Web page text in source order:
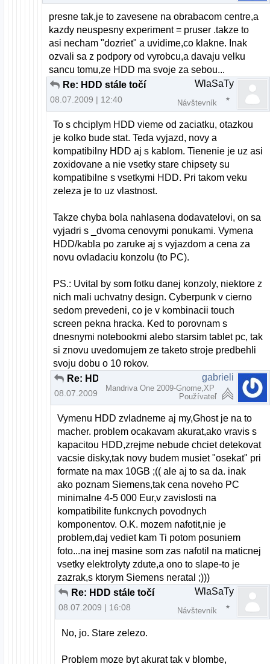
presne tak,je to zavesene na obrabacom centre,a
kazdy neuspesny experiment = pruser .takze to
asi necham "dozriet" a uvidime,co klakne. Inak
ozvali sa z podpory od vyrobcu,a davaju velku
sancu tomu,ze HDD ma svoje za sebou...
Re: HDD stále točí
08.07.2009 | 12:40
WlaSaTy
Návštevník
To s chciplym HDD vieme od zaciatku, otazkou
je kolko bude stat. Teda vyjazd, novy a
kompatibilny HDD aj s kablom. Tienenie je uz asi
zoxidovane a nie vsetky stare chipsety su
kompatibilne s vsetkymi HDD. Pri takom veku
zeleza je to uz vlastnost.
Takze chyba bola nahlasena dodavatelovi, on sa
vyjadri s _dvoma cenovymi ponukami. Vymena
HDD/kabla po zaruke aj s vyjazdom a cena za
novu ovladaciu konzolu (to PC).
PS.: Uvital by som fotku danej konzoly, niektore z
nich mali uchvatny design. Cyberpunk v cierno
sedom prevedeni, co je v kombinacii touch
screen pekna hracka. Ked to porovnam s
dnesnymi notebookmi alebo starsim tablet pc, tak
si znovu uvedomujem ze taketo stroje predbehli
svoju dobu o 10 rokov.
Re: HDD stále točí
08.07.2009 | 13:01
gabrieli
Mandriva One 2009-Gnome,XP
Používateľ
Vymenu HDD zvladneme aj my,Ghost je na to
macher. problem ocakavam akurat,ako vravis s
kapacitou HDD,zrejme nebude chciet detekovat
vacsie disky,tak novy budem musiet "osekat" pri
formate na max 10GB ;(( ale aj to sa da. inak
ako poznam Siemens,tak cena noveho PC
minimalne 4-5 000 Eur,v zavislosti na
kompatibilite funkcnych povodnych
komponentov. O.K. mozem nafotit,nie je
problem,daj vediet kam Ti potom posuniem
foto...na inej masine som zas nafotil na maticnej
vsetky elektrolyty zdute,a ono to slape-to je
zazrak,s ktorym Siemens neratal ;)))
Re: HDD stále točí
08.07.2009 | 16:08
WlaSaTy
Návštevník
No, jo. Stare zelezo.
Problem moze byt akurat tak v blombe,